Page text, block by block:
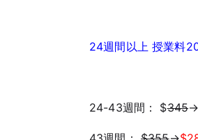
24週間以上 授業料
24-43週間： $345→